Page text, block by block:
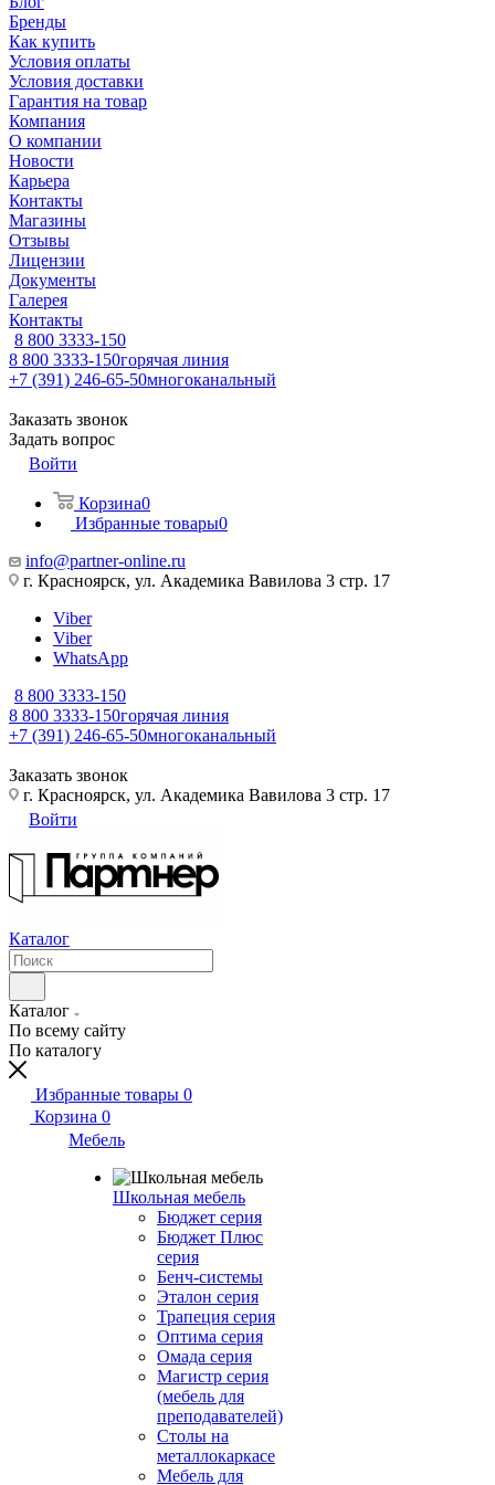
Бренды
Как купить
Условия оплаты
Условия доставки
Гарантия на товар
Компания
О компании
Новости
Карьера
Контакты
Магазины
Отзывы
Лицензии
Документы
Галерея
Контакты
8 800 3333-150
8 800 3333-150горячая линия
+7 (391) 246-65-50многоканальный
Заказать звонок
Задать вопрос
Войти
Корзина0
Избранные товары0
info@partner-online.ru
г. Красноярск, ул. Академика Вавилова 3 стр. 17
Viber
Viber
WhatsApp
8 800 3333-150
8 800 3333-150горячая линия
+7 (391) 246-65-50многоканальный
Заказать звонок
г. Красноярск, ул. Академика Вавилова 3 стр. 17
Войти
Каталог
Каталог
По всему сайту
По каталогу
Избранные товары 0
Корзина 0
Мебель
Школьная мебель
Бюджет серия
Бюджет Плюс
серия
Бенч-системы
Эталон серия
Трапеция серия
Оптима серия
Омада серия
Магистр серия
(мебель для
преподавателей)
Столы на
металлокаркасе
Мебель для